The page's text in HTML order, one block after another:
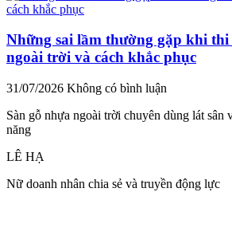
Những sai lầm thường gặp khi thi
ngoài trời và cách khắc phục
31/07/2026 Không có bình luận
Sàn gỗ nhựa ngoài trời chuyên dùng lát sân
năng
LÊ HẠ
Nữ doanh nhân chia sẻ và truyền động lực